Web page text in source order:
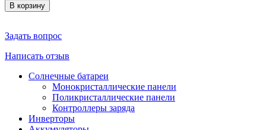
В корзину
Задать вопрос
Написать отзыв
Солнечные батареи
Монокристаллические панели
Поликристаллические панели
Контроллеры заряда
Инверторы